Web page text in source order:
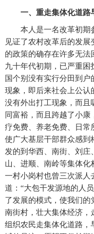
一、 重走集体化道路
本人是一名改革初期
见证了农村改革后的发
的政策的确存在许多无
九十年代初期，已严重困
国个别没有实行分田到
现象，即后来社会上公认
没有外出打工现象，而且
同富裕，而且跨越了小
疗免费、养老免费、日常
使广大基层干部群众感到
发的到华西、南街、刘庄
山、进顺、南岭等集体
一村小岗村也曾三次派人
道：“大包干发源地的人
了发展的模式，使我们的
南街村，壮大集体经济，
组织农民走集体化道路，